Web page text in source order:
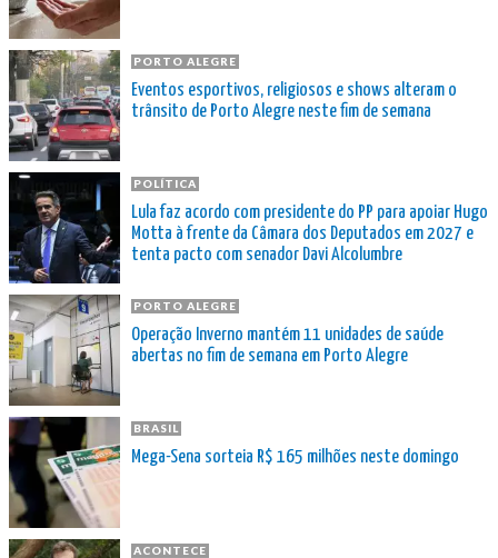
PORTO ALEGRE
Eventos esportivos, religiosos e shows alteram o
trânsito de Porto Alegre neste fim de semana
POLÍTICA
Lula faz acordo com presidente do PP para apoiar Hugo
Motta à frente da Câmara dos Deputados em 2027 e
tenta pacto com senador Davi Alcolumbre
PORTO ALEGRE
Operação Inverno mantém 11 unidades de saúde
abertas no fim de semana em Porto Alegre
BRASIL
Mega-Sena sorteia R$ 165 milhões neste domingo
ACONTECE